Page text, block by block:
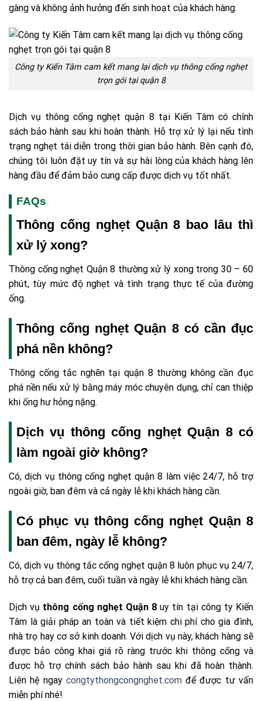
gàng và không ảnh hưởng đến sinh hoạt của khách hàng.
Công ty Kiến Tâm cam kết mang lại dịch vụ thông cống nghẹt
trọn gói tại quận 8
Dịch vụ thông cống nghẹt quận 8 tại Kiến Tâm có chính
sách bảo hành sau khi hoàn thành. Hỗ trợ xử lý lại nếu tình
trạng nghẹt tái diễn trong thời gian bảo hành. Bên cạnh đó,
chúng tôi luôn đặt uy tín và sự hài lòng của khách hàng lên
hàng đầu để đảm bảo cung cấp được dịch vụ tốt nhất.
FAQs
Thông cống nghẹt Quận 8 bao lâu thì
xử lý xong?
Thông cống nghẹt Quận 8 thường xử lý xong trong 30 – 60
phút, tùy mức độ nghẹt và tình trạng thực tế của đường
ống.
Thông cống nghẹt Quận 8 có cần đục
phá nền không?
Thông cống tắc nghẽn tại quận 8 thường không cần đục
phá nền nếu xử lý bằng máy móc chuyên dụng, chỉ can thiệp
khi ống hư hỏng nặng.
Dịch vụ thông cống nghẹt Quận 8 có
làm ngoài giờ không?
Có, dịch vụ thông cống nghẹt quận 8 làm việc 24/7, hỗ trợ
ngoài giờ, ban đêm và cả ngày lễ khi khách hàng cần.
Có phục vụ thông cống nghẹt Quận 8
ban đêm, ngày lễ không?
Có, dịch vụ thông tắc cống nghẹt quận 8 luôn phục vụ 24/7,
hỗ trợ cả ban đêm, cuối tuần và ngày lễ khi khách hàng cần.
Dịch vụ thông cống nghẹt Quận 8 uy tín tại công ty Kiến
Tâm là giải pháp an toàn và tiết kiệm chi phí cho gia đình,
nhà trọ hay cơ sở kinh doanh. Với dịch vụ này, khách hàng sẽ
được bảo công khai giá rõ ràng trước khi thông cống và
được hỗ trợ chính sách bảo hành sau khi đã hoàn thành.
Liên hệ ngay congtythongcongnghet.comđể được tư vấn
miễn phí nhé!